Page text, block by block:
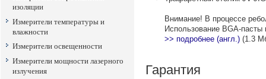
изоляции
Измерители температуры и
влажности
Измерители освещенности
Измерители мощности лазерного
излучения
Внимание! В процессе
Использование BGA-пасты
>> подробнее (англ.) (1.3
Гарантия